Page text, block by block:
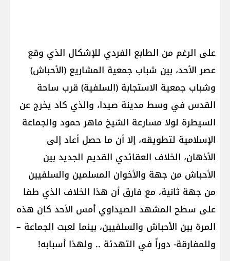
على الرغم من الطابع الفردي للإشكال الذي وقع
عصر الأحد، بين شباب جمعية المشاريع (الأحباش)
وشباب جمعية الاستجابة (السلفية) قرب ساحة
القدس في وسط مدينة صيدا، والذي كاد يخرج عن
السيطرة لولا مسارعة الشيخ ماهر حمود والجماعة
الإسلامية لتطويقه، إلا أن ما حصل أعاد إلى
الأذهان، الخلاف العقائدي القديم الجديد بين
الأحباش من جهة والأخوان المسلمين والسلفيين
من جهة ثانية، مع فارق أن هذا الخلاف الذي طفا
على سطح المشهد الصيداوي أمس الأحد كان هذه
المرة بين الأحباش والسلفيين، بينما لعبت الجماعة –
وللمفارقة- دوراً في التهدئة .. ولهذا أسبابه!